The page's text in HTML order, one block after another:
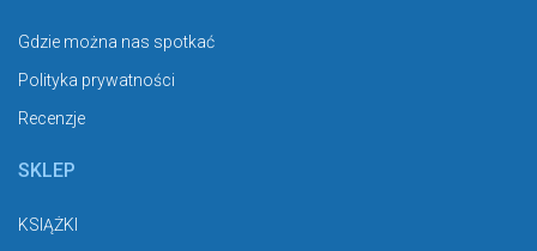
Gdzie można nas spotkać
Polityka prywatności
Recenzje
SKLEP
KSIĄŻKI